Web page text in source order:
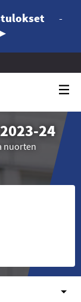
-
24
nuorten